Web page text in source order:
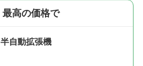
最高の価格で
半自動拡張機